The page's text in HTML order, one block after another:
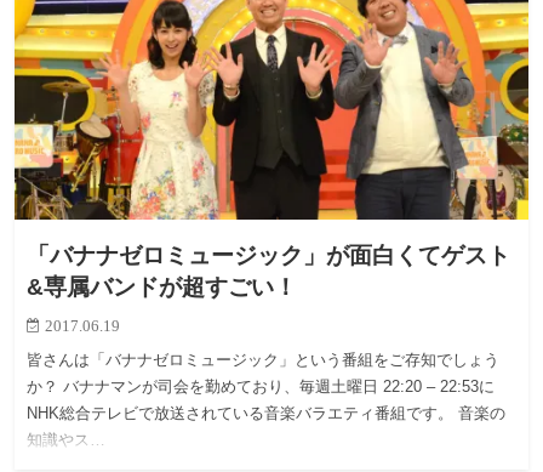
「バナナゼロミュージック」が面白くてゲスト
&専属バンドが超すごい！
2017.06.19
皆さんは「バナナゼロミュージック」という番組をご存知でしょう
か？ バナナマンが司会を勤めており、毎週土曜日 22:20 – 22:53に
NHK総合テレビで放送されている音楽バラエティ番組です。 音楽の
知識やス…